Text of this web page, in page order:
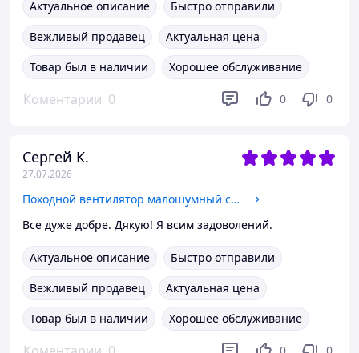
Актуальное описание
Быстро отправили
Вежливый продавец
Актуальная цена
Товар был в наличии
Хорошее обслуживание
Коментарии 0 0 0
Сергей К.
27.07.2026
Походной вентилятор малошумный с подвесным крючком Green 20000 мАч, Вентилятор уличный для рыбалки и кемпинга
Все дуже добре. Дякую! Я всим задоволений.
Актуальное описание
Быстро отправили
Вежливый продавец
Актуальная цена
Товар был в наличии
Хорошее обслуживание